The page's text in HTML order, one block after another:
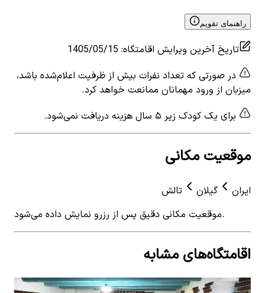
راهنمای تقویم
تاریخ آخرین ویرایش اقامتگاه:
1405/05/15
در صورتی که تعداد نفرات بیش از ظرفیت اعلام‌شده باشد،
میزبان از ورود مهمانان ممانعت خواهد کرد.
برای یک کودک زیر ۵ سال هزینه دریافت نمی‌شود.
موقعیت مکانی
ایران گیلان
تالش
موقعیت مکانی دقیق پس از رزرو نمایش داده می‌شود.
اقامتگاه‌های مشابه
View details for اجاره اتاق بومگردی روستایی در خطبه سرا